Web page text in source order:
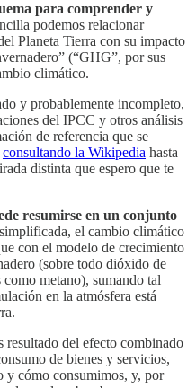
para comprender y
podemos relacionar
Planeta Tierra con su impacto
(“GHG”, por sus
climático.
y probablemente incompleto,
del IPCC y otros análisis
de referencia que se
consultando la Wikipedia hasta
distinta que espero que te
resumirse en un conjunto
el cambio climático
con el modelo de crecimiento
(sobre todo dióxido de
metano), sumando tal
en la atmósfera está
resultado del efecto combinado
de bienes y servicios,
y cómo consumimos, y, por